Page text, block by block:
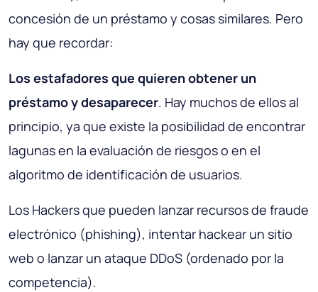
concesión de un préstamo y cosas similares. Pero
hay que recordar:
Los estafadores que quieren obtener un
préstamo y desaparecer. Hay muchos de ellos al
principio, ya que existe la posibilidad de encontrar
lagunas en la evaluación de riesgos o en el
algoritmo de identificación de usuarios.
Los Hackers que pueden lanzar recursos de fraude
electrónico (phishing), intentar hackear un sitio
web o lanzar un ataque DDoS (ordenado por la
competencia).